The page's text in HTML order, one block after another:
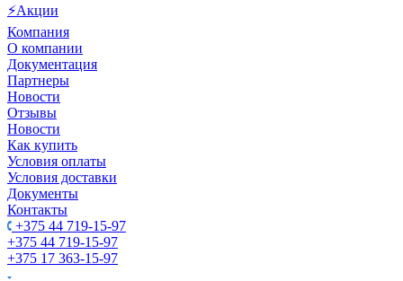
⚡Акции
Компания
О компании
Документация
Партнеры
Новости
Отзывы
Новости
Как купить
Условия оплаты
Условия доставки
Документы
Контакты
+375 44 719-15-97
+375 44 719-15-97
+375 17 363-15-97